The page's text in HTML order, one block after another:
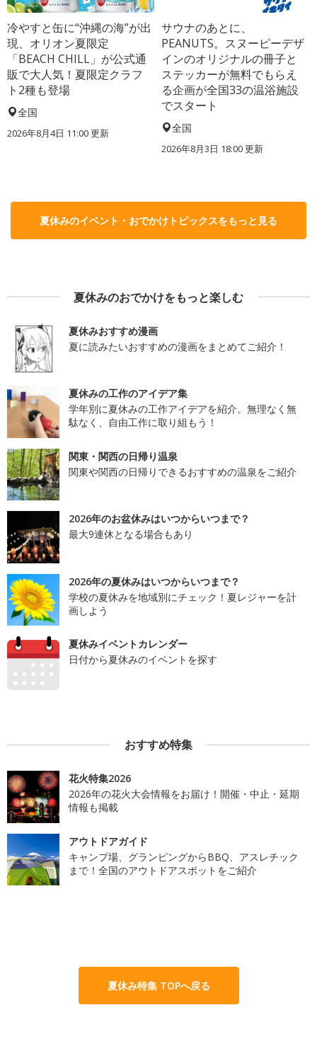
冷やすと缶に“沖縄の海”が出
現、オリオン夏限定
「BEACH CHILL」が公式通
販で大人気！夏限定クラフ
ト2種も登場
全国
2026年8月4日 11:00更新
サウナのあとに、
PEANUTS。スヌーピーデザ
インのオリジナルの冊子と
ステッカーが無料でもらえ
る企画が全国33の温浴施設
でスタート
全国
2026年8月3日 18:00更新
夏休みのイベント・おでかけトピックスをもっと見る
夏休みのおでかけをもっと楽しむ
夏休みおすすめ漫画
夏に読みたいおすすめの漫画をまとめてご紹介！
夏休みの工作のアイデア集
学年別に夏休みの工作アイデアを紹介。無理なく無
駄なく、自由工作に取り組もう！
関東・関西の日帰り温泉
関東や関西の日帰りできるおすすめの温泉をご紹介
2026年のお盆休みはいつからいつまで？
最大9連休となる場合もあり
2026年の夏休みはいつからいつまで？
学校の夏休みを地域別にチェック！夏レジャーを計
画しよう
夏休みイベントカレンダー
日付から夏休みのイベントを探す
おすすめ特集
花火特集2026
2026年の花火大会情報をお届け！開催・中止・延期
情報も掲載
アウトドアガイド
キャンプ場、グランピングからBBQ、アスレチック
まで！全国のアウトドアスポットをご紹介
夏休み特集 TOPへ戻る